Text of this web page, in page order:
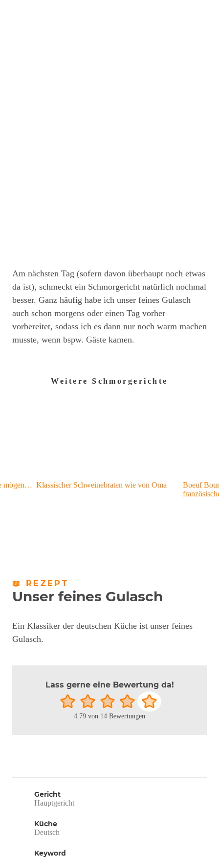
Am nächsten Tag (sofern davon überhaupt noch etwas
da ist), schmeckt ein Schmorgericht natürlich nochmal
besser. Ganz häufig habe ich unser feines Gulasch
auch schon morgens oder einen Tag vorher
vorbereitet, sodass ich es dann nur noch warm machen
musste, wenn bspw. Gäste kamen.
Weitere Schmorgerichte
mögen… Klassischer Schweinebraten wie von Oma
Boeuf
📖 REZEPT
Unser feines Gulasch
Ein Klassiker der deutschen Küche ist unser feines
Gulasch.
Lass gerne eine Bewertung da!
4.79 von 14 Bewertungen
Gericht
Hauptgericht
Küche
Deutsch
Keyword